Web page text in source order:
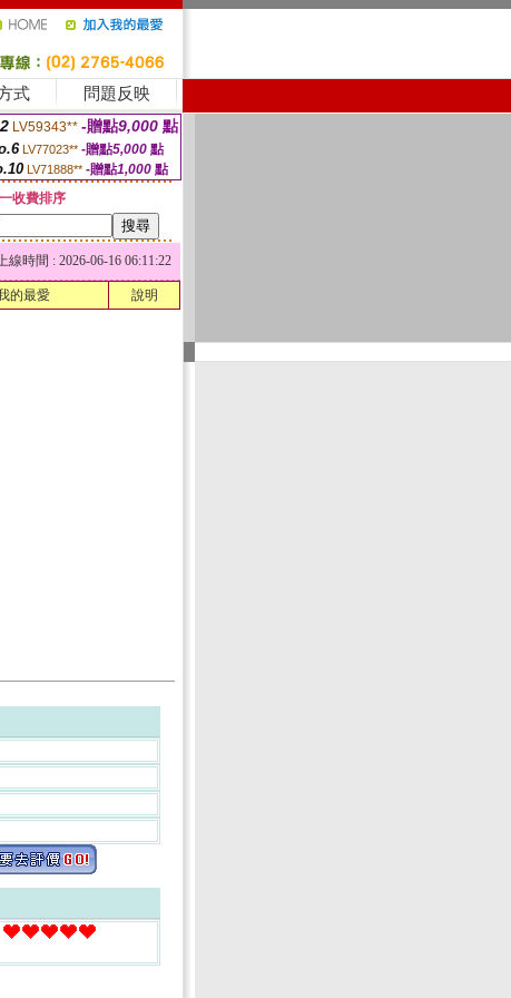
式 問題反映
LV59343** -贈點9,000 點
LV77023** -贈點5,000點
LV71888** -贈點1,000 點
收費排序
線時間 : 2026-06-16 06:11:22
的最愛 說明